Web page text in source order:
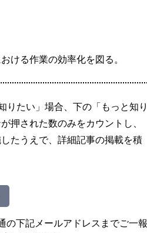
ける作業の効率化を図る。
たい」場合、下の「もっと知り
押された数のみをカウントし、
たうえで、詳細記事の掲載を積
の下記メールアドレスまでご一報